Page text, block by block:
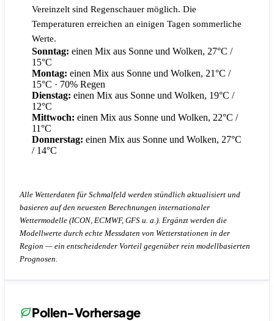
Vereinzelt sind Regenschauer möglich. Die
Temperaturen erreichen an einigen Tagen sommerliche
Werte.
Sonntag: einen Mix aus Sonne und Wolken, 27°C /
15°C
Montag: einen Mix aus Sonne und Wolken, 21°C /
15°C · 70% Regen
Dienstag: einen Mix aus Sonne und Wolken, 19°C /
12°C
Mittwoch: einen Mix aus Sonne und Wolken, 22°C /
11°C
Donnerstag: einen Mix aus Sonne und Wolken, 27°C
/ 14°C
Alle Wetterdaten für Schmalfeld werden stündlich aktualisiert und
basieren auf den neuesten Berechnungen internationaler
Wettermodelle (ICON, ECMWF, GFS u. a.). Ergänzt werden die
Modellwerte durch echte Messdaten von Wetterstationen in der
Region — ein entscheidender Vorteil gegenüber rein modellbasierten
Prognosen.
Pollen-Vorhersage